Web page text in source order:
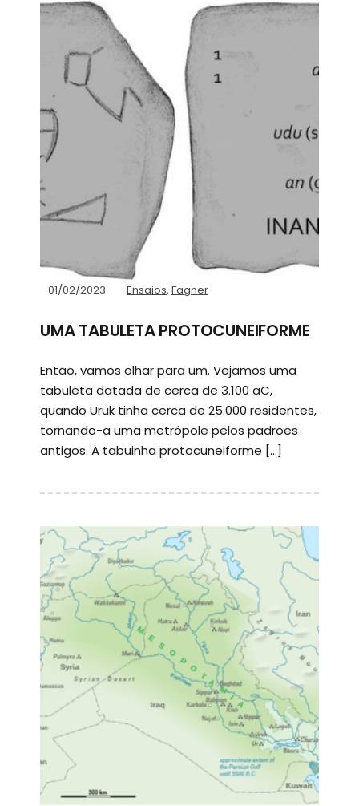
01/02/2023 Ensaios, Fagner
UMA TABULETA PROTOCUNEIFORME
Então, vamos olhar para um. Vejamos uma
tabuleta datada de cerca de 3.100 aC,
quando Uruk tinha cerca de 25.000 residentes,
tornando-a uma metrópole pelos padrões
antigos. A tabuinha protocuneiforme […]